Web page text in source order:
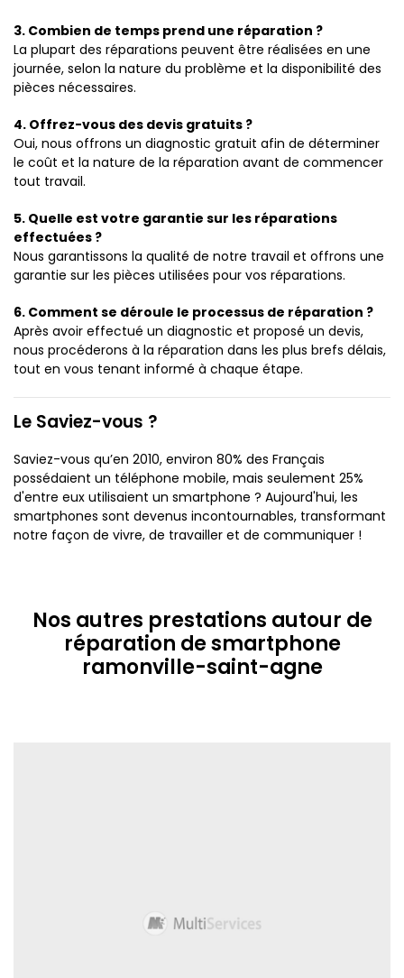
3. Combien de temps prend une réparation ?
La plupart des réparations peuvent être réalisées en une
journée, selon la nature du problème et la disponibilité des
pièces nécessaires.
4. Offrez-vous des devis gratuits ?
Oui, nous offrons un diagnostic gratuit afin de déterminer
le coût et la nature de la réparation avant de commencer
tout travail.
5. Quelle est votre garantie sur les réparations
effectuées ?
Nous garantissons la qualité de notre travail et offrons une
garantie sur les pièces utilisées pour vos réparations.
6. Comment se déroule le processus de réparation ?
Après avoir effectué un diagnostic et proposé un devis,
nous procéderons à la réparation dans les plus brefs délais,
tout en vous tenant informé à chaque étape.
Le Saviez-vous ?
Saviez-vous qu’en 2010, environ 80% des Français
possédaient un téléphone mobile, mais seulement 25%
d'entre eux utilisaient un smartphone ? Aujourd'hui, les
smartphones sont devenus incontournables, transformant
notre façon de vivre, de travailler et de communiquer !
Nos autres prestations autour de
réparation de smartphone
ramonville-saint-agne